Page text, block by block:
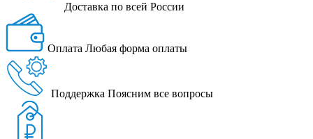
Доставка по всей России
Оплата Любая форма оплаты
Поддержка Поясним все вопросы